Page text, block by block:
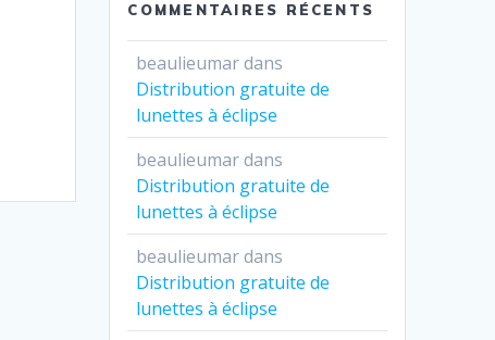
COMMENTAIRES RÉCENTS
beaulieumardans
Distribution gratuite de
lunettes à éclipse
beaulieumardans
Distribution gratuite de
lunettes à éclipse
beaulieumardans
Distribution gratuite de
lunettes à éclipse